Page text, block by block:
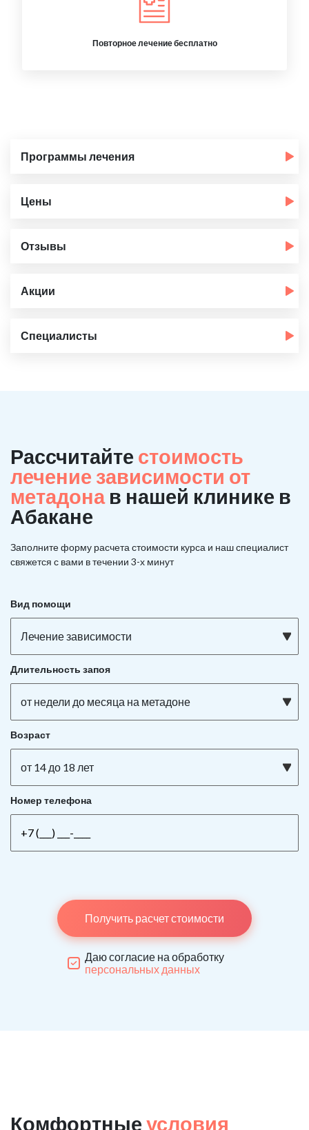
Повторное лечение бесплатно
Программы лечения
Цены
Отзывы
Акции
Специалисты
Рассчитайте стоимость
лечение зависимости от
метадона в нашей клинике в
Абакане
Заполните форму расчета стоимости курса и наш специалист
свяжется с вами в течении 3-х минут
Вид помощи
Лечение зависимости
Длительность запоя
от недели до месяца на метадоне
Возраст
от 14 до 18 лет
Номер телефона
Получить расчет стоимости
Даю согласие на обработку
персональных данных
Комфортные условия